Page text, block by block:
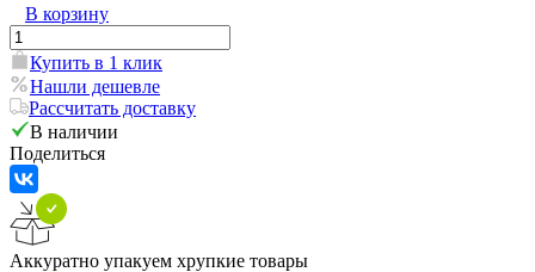
В корзину
Купить в 1 клик
Нашли дешевле
Рассчитать доставку
В наличии
Поделиться
Аккуратно упакуем хрупкие товары